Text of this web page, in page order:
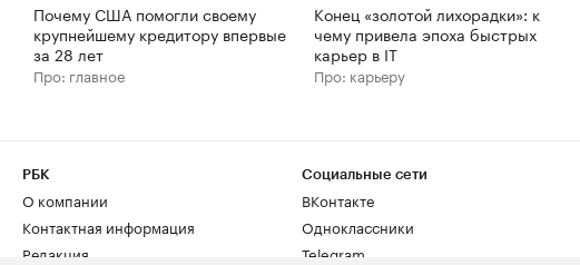
Почему США помогли своему
крупнейшему кредитору впервые
за 28 лет
Про: главное
Конец «золотой лихорадки»: к
чему привела эпоха быстрых
карьер в IT
Про: карьеру
РБК
О компании
Контактная информация
Редакция
Социальные сети
ВКонтакте
Одноклассники
Telegram